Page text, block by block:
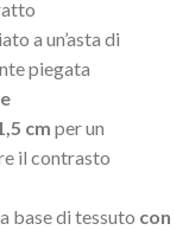
a un’asta di
piegata
cm per un
il contrasto
base di tessuto con